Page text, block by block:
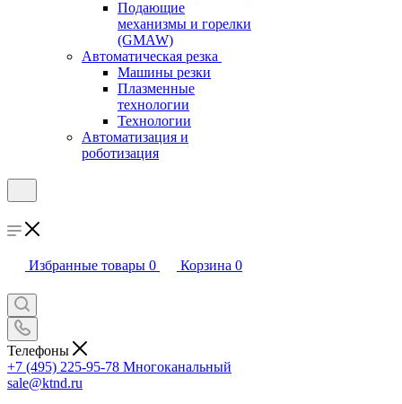
Подающие
механизмы и горелки
(GMAW)
Автоматическая резка
Машины резки
Плазменные
технологии
Технологии
Автоматизация и
роботизация
Избранные товары 0 Корзина 0
Телефоны
+7 (495) 225-95-78 Многоканальный
sale@ktnd.ru